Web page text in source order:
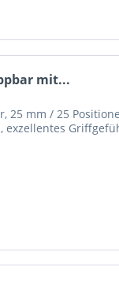
mit...
25 mm / 25